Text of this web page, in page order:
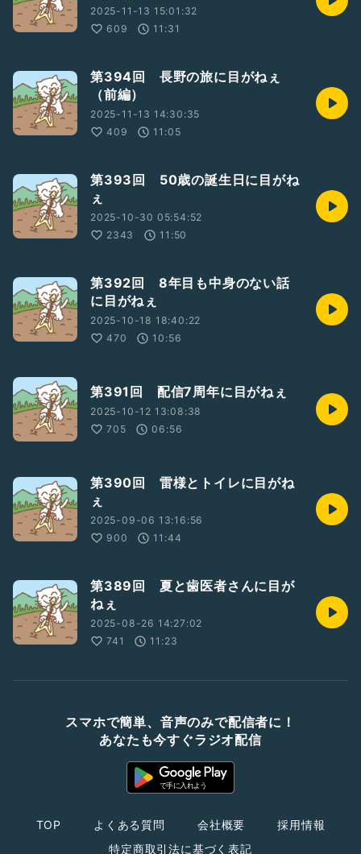
2025-11-13 15:01:32
609
11:31
第394回 長野の旅に目がねぇ
（前編）
2025-11-13 14:30:35
409
11:05
第393回 50歳の誕生日に目がね
ぇ
2025-10-30 05:54:52
2343
11:50
第392回 8年目も中身のない話
に目がねぇ
2025-10-18 18:40:22
470
10:56
第391回 配信7周年に目がねぇ
2025-10-12 13:08:38
705
06:56
第390回 雷様とトイレに目がね
ぇ
2025-09-06 13:16:56
900
11:44
第389回 夏と歯医者さんに目が
ねぇ
2025-08-26 14:27:02
741
11:23
スマホで簡単、音声のみで配信者に！
あなたも今すぐラジオ配信
TOP よくある質問 会社概要
採用情報
特定商取引法に基づく表記